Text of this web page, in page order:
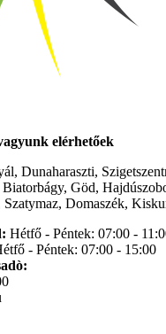
elérhetőek
Dunaharaszti,
Göd,
Domaszék,
Hétfő - Péntek: 07:00 -
- Péntek: 07:00 - 15:00